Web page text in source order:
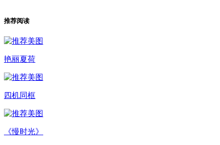
推荐阅读
艳丽夏荷
四机同框
《慢时光》